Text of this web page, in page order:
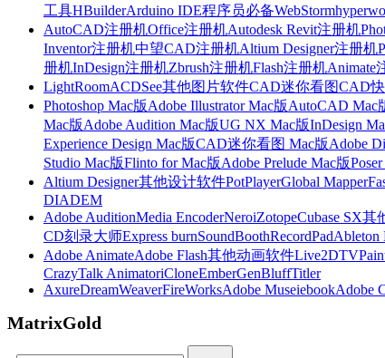
工具HBuilderArduino IDE程序员必备WebStorm
AutoCAD注册机Office注册机Autodesk Revit注册机
Inventor注册机中望CAD注册机Altium Designer注册机
册机InDesign注册机Zbrush注册机Flash注册机Animate
LightRoomACDSee其他图片软件CAD迷你看图CAD
Photoshop Mac版Adobe Illustrator Mac版AutoCAD Mac
Mac版Adobe Audition Mac版UG NX Mac版InDesign
Experience Design Mac版CAD迷你看图 Mac版Adobe
Studio Mac版Flinto for Mac版Adobe Prelude Mac版
Altium Designer其他设计软件PotPlayerGlobal Mapper
DIADEM
Adobe AuditionMedia EncoderNeroiZotopeCubase SX其
CD刻录大师Express burnSoundBoothRecordPadAbleton
Adobe AnimateAdobe Flash其他动画软件Live2D
CrazyTalk AnimatoriCloneEmberGenBluffTitler
AxureDreamWeaverFireWorksAdobe MuseiebookAdobe
MatrixGold